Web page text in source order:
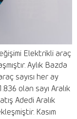
Elektrikli araç
Aylık Bazda
sayısı her ay
olan sayı Aralık
Adedi Aralık
Kasım